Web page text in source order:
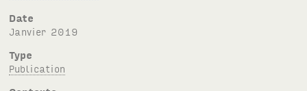
Date
janvier 2019
Type
Publication